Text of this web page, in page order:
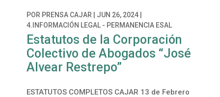
POR PRENSA CAJAR JUN 26, 2024|
4.INFORMACIÓN LEGAL - PERMANENCIA ESAL
Estatutos de la Corporación
Colectivo de Abogados “José
Alvear Restrepo”
ESTATUTOS COMPLETOS CAJAR 13 de Febrero